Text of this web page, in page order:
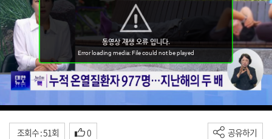
조회수 : 51회 0 공유하기